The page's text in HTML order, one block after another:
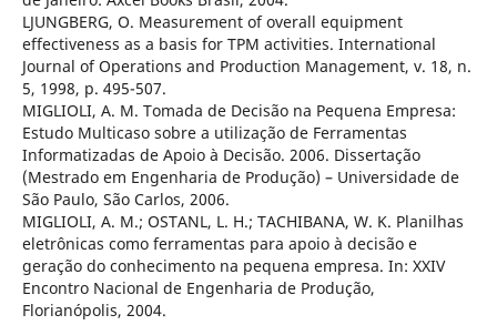
LJUNGBERG, O. Measurement of overall equipment
effectiveness as a basis for TPM activities. International
Journal of Operations and Production Management, v. 18, n.
5, 1998, p. 495-507.
MIGLIOLI, A. M. Tomada de Decisão na Pequena Empresa:
Estudo Multicaso sobre a utilização de Ferramentas
Informatizadas de Apoio à Decisão. 2006. Dissertação
(Mestrado em Engenharia de Produção) – Universidade de
São Paulo, São Carlos, 2006.
MIGLIOLI, A. M.; OSTANL, L. H.; TACHIBANA, W. K. Planilhas
eletrônicas como ferramentas para apoio à decisão e
geração do conhecimento na pequena empresa. In: XXIV
Encontro Nacional de Engenharia de Produção,
Florianópolis, 2004.